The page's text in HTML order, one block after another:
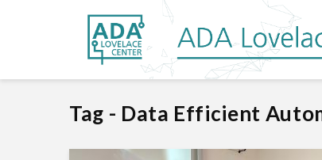
Tag - Data Efficient